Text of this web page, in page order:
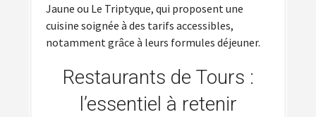
Jaune ou Le Triptyque, qui proposent une
cuisine soignée à des tarifs accessibles,
notamment grâce à leurs formules déjeuner.
Restaurants de Tours :
l’essentiel à retenir